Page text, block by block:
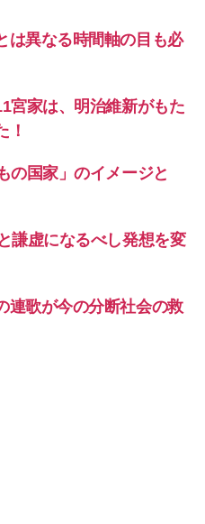
は異なる時間軸の目も必
宮家は、明治維新がもた
！
の国家」のイメージと
謙虚になるべし発想を変
連歌が今の分断社会の救